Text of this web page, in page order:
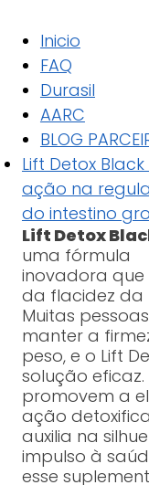
Inicio
FAQ
Durasil
AARC
BLOG
Lift Detox
ação na
do intestino
Lift Detox
uma fórmula
inovadora
da flacidez da
Muitas
manter a
peso, e o Lift
solução
promovem a
ação
auxilia na
impulso à
esse